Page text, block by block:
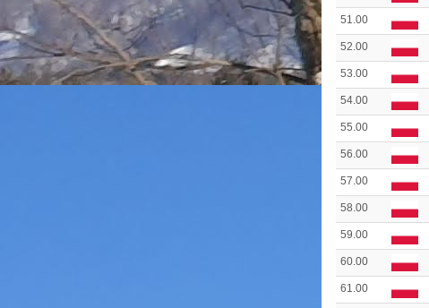
51.00
52.00
53.00
54.00
55.00
56.00
57.00
58.00
59.00
60.00
61.00